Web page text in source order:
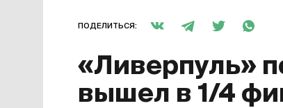
ПОДЕЛИТЬСЯ:
«Ливерпуль»
вышел в 1/4